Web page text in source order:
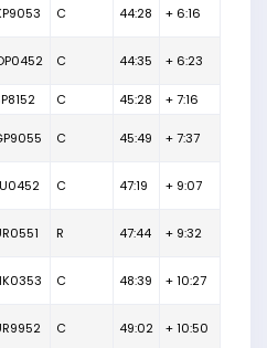
C 44:28 + 6:16
C 44:35 + 6:23
C 45:28 + 7:16
C 45:49 + 7:37
C 47:19 + 9:07
R 47:44 + 9:32
C 48:39 + 10:27
C 49:02 + 10:50